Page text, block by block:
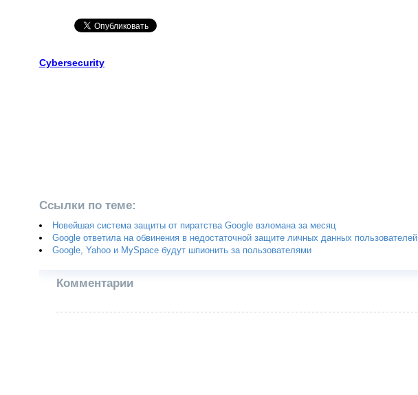
Cybersecurity
Ссылки по теме:
Новейшая система защиты от пиратства Google взломана за месяц
Google ответила на обвинения в недостаточной защите личных данных пользователей
Google, Yahoo и MySpace будут шпионить за пользователями
Комментарии